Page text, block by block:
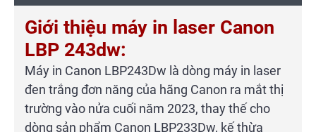
Giới thiệu máy in laser Canon
LBP 243dw:
Máy in Canon LBP243Dw là dòng máy in laser
đen trắng đơn năng của hãng Canon ra mắt thị
trường vào nửa cuối năm 2023, thay thế cho
dòng sản phẩm Canon LBP233Dw, kế thừa